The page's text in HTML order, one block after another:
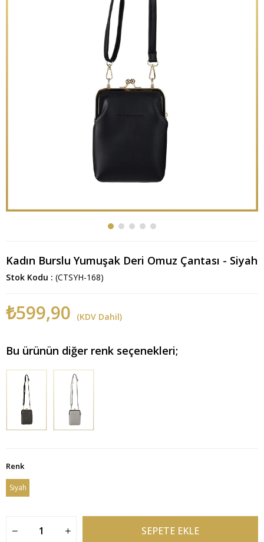
Kadın Burslu Yumuşak Deri Omuz Çantası - Siyah
Stok Kodu (CTSYH-168)
₺599,90 (KDV Dahil)
Bu ürünün diğer renk seçenekleri;
Renk
Siyah